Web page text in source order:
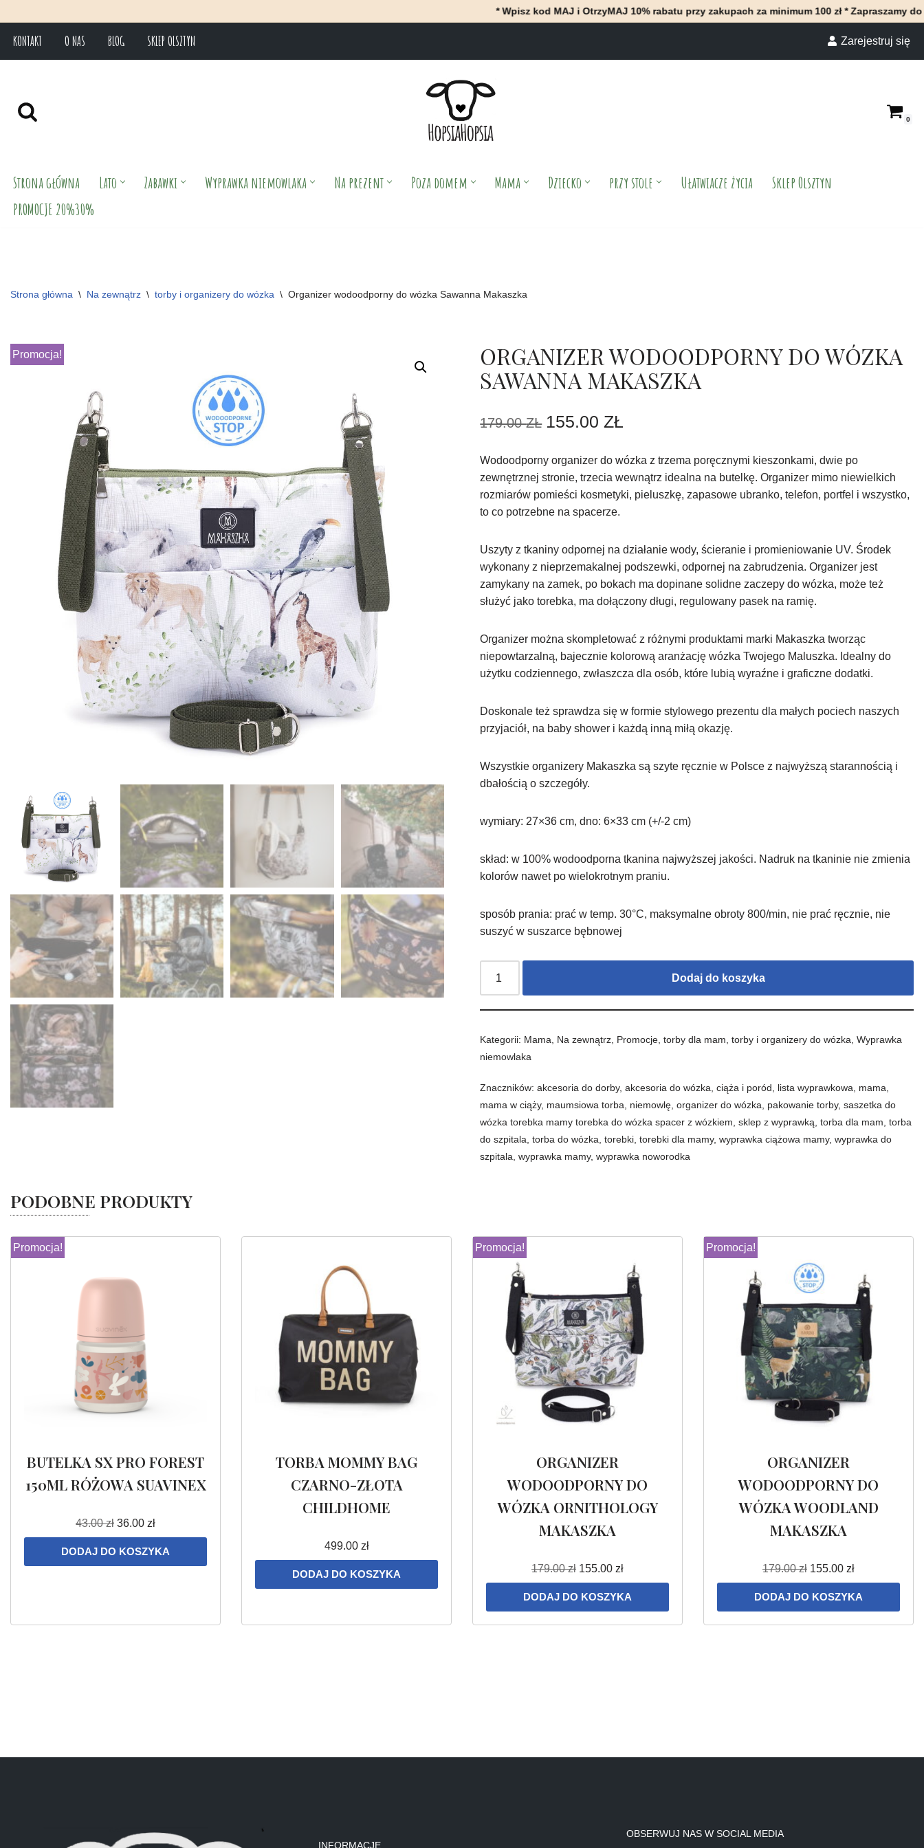
* Wpisz kod MAJ i OtrzyMAJ 10% rabatu przy zakupach za minimum 100 zł * Zapraszamy do naszego
Przejdź
KONTAKT O NAS BLOG SKLEP OLSZTYN Zarejestruj się
0
Strona główna Lato Zabawki Wyprawka niemowlaka Na prezent Poza domem Mama Dziecko przy stole Ułatwiacze życia
Sklep Olsztyn
PROMOCJE 20%30%
Strona główna \ Na zewnątrz \ torby i organizery do wózka \ Organizer wodoodporny do wózka Sawanna Makaszka
Promocja!
ORGANIZER WODOODPORNY DO WÓZKA
SAWANNA MAKASZKA
179.00ZŁ 155.00ZŁ
Wodoodporny organizer do wózka z trzema poręcznymi kieszonkami, dwie po
zewnętrznej stronie, trzecia wewnątrz idealna na butelkę. Organizer mimo niewielkich
rozmiarów pomieści kosmetyki, pieluszkę, zapasowe ubranko, telefon, portfel i wszystko,
to co potrzebne na spacerze.
Uszyty z tkaniny odpornej na działanie wody, ścieranie i promieniowanie UV. Środek
wykonany z nieprzemakalnej podszewki, odpornej na zabrudzenia. Organizer jest
zamykany na zamek, po bokach ma dopinane solidne zaczepy do wózka, może też
służyć jako torebka, ma dołączony długi, regulowany pasek na ramię.
Organizer można skompletować z różnymi produktami marki Makaszka tworząc
niepowtarzalną, bajecznie kolorową aranżację wózka Twojego Maluszka. Idealny do
użytku codziennego, zwłaszcza dla osób, które lubią wyraźne i graficzne dodatki.
Doskonale też sprawdza się w formie stylowego prezentu dla małych pociech naszych
przyjaciół, na baby shower i każdą inną miłą okazję.
Wszystkie organizery Makaszka są szyte ręcznie w Polsce z najwyższą starannością i
dbałością o szczegóły.
wymiary: 27×36 cm, dno: 6×33 cm (+/-2 cm)
skład: w 100% wodoodporna tkanina najwyższej jakości. Nadruk na tkaninie nie zmienia
kolorów nawet po wielokrotnym praniu.
sposób prania: prać w temp. 30°C, maksymalne obroty 800/min, nie prać ręcznie, nie
suszyć w suszarce bębnowej
Dodaj do koszyka
Kategorii: Mama Na zewnątrz Promocje ,torby dla mam ,torby i organizery do wózka ,Wyprawka
niemowlaka
Znaczników:akcesoria do dorby,akcesoria do wózka ,ciąża i poród lista wyprawkowa mama
mama w ciąży, maumsiowa torba niemowlę ,organizer do wózka pakowanie torby,saszetka do
wózka torebka mamy torebka do wózka spacer z wózkiem ,sklep z wyprawką ,torba dla mam ,torba
do szpitala ,torba do wózka ,torebki ,torebki dla mamy,wyprawka ciążowa mamy,wyprawka do
szpitala ,wyprawka mamy,wyprawka noworodka
PODOBNE PRODUKTY
Promocja!
BUTELKA SX PRO FOREST
150ML RÓŻOWA SUAVINEX
43.00zł 36.00 zł
DODAJ DO KOSZYKA
TORBA MOMMY BAG
CZARNO-ZŁOTA
CHILDHOME
499.00 zł
DODAJ DO KOSZYKA
Promocja!
ORGANIZER
WODOODPORNY DO
WÓZKA ORNITHOLOGY
MAKASZKA
179.00zł 155.00 zł
DODAJ DO KOSZYKA
Promocja!
ORGANIZER
WODOODPORNY DO
WÓZKA WOODLAND
MAKASZKA
179.00zł 155.00 zł
DODAJ DO KOSZYKA
INFORMACJE
OBSERWUJ NAS W SOCIAL MEDIA